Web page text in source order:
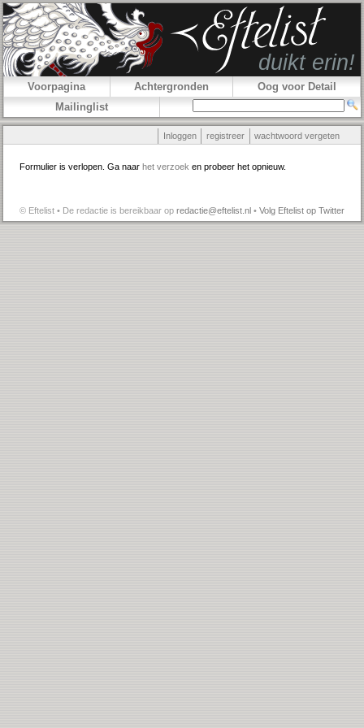
Voorpagina Achtergronden
Oog voor Detail
Mailinglist
Inloggen registreer wachtwoord vergeten
Formulier is verlopen. Ga naar het verzoek en probeer het opnieuw.
© Eftelist • De redactie is bereikbaar op redactie@eftelist.nl • Volg Eftelist op Twitter